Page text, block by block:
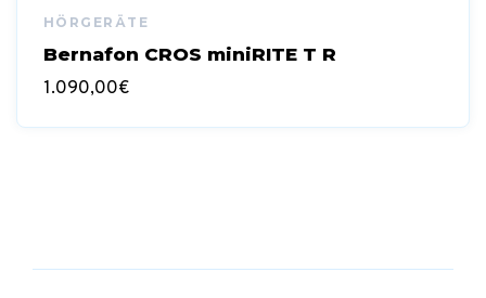
Bernafon CROS miniRITE T R
1.090,00€